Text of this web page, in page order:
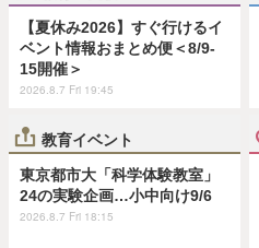
【夏休み2026】すぐ行けるイ
ベント情報おまとめ便＜8/9-
15開催＞
2026.8.7 Fri 19:45
教育イベント
東京都市大「科学体験教室」
24の実験企画…小中向け9/6
2026.8.7 Fri 18:15